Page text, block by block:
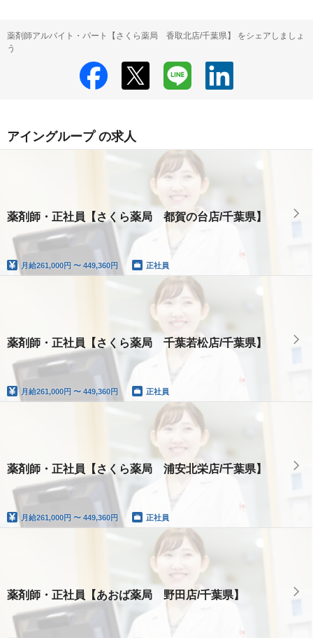
薬剤師アルバイト・パート【さくら薬局 香取北店/千葉県】 をシェアしましょ
う
アイングループ の求人
薬剤師・正社員【さくら薬局 都賀の台店/千葉県】
月給261,000円 〜 449,360円 正社員
薬剤師・正社員【さくら薬局 千葉若松店/千葉県】
月給261,000円 〜 449,360円 正社員
薬剤師・正社員【さくら薬局 浦安北栄店/千葉県】
月給261,000円 〜 449,360円 正社員
薬剤師・正社員【あおば薬局 野田店/千葉県】